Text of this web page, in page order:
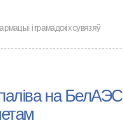
і грамадскіх сувязяў
на БелАЭС